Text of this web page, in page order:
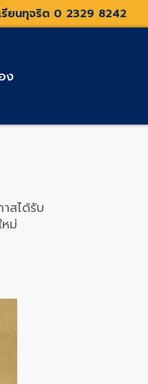
รียนทุจริต 0 2329 8242
ง
สได้รับ
ม่